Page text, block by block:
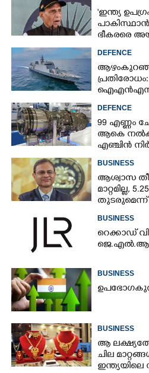
'ഇന്ത്യ
ഭീകരരെ
DEFENCE
ആഴംകുറഞ്ഞ
ഐഎൻഎസ്‌
DEFENCE
99 എണ്ണം
ആകെ
എഞ്ചിൻ
ഇന്ത്യ
BUSINESS
ആശ്വാസ
മാറ്റമില്ല,
BUSINESS
റെക്കാഡ്
BUSINESS
ഉ​പ​ഭോ​ഗ​
BUSINESS
ആ
ചില
ഇന്ത്യയിലെ
Share
Copy Link